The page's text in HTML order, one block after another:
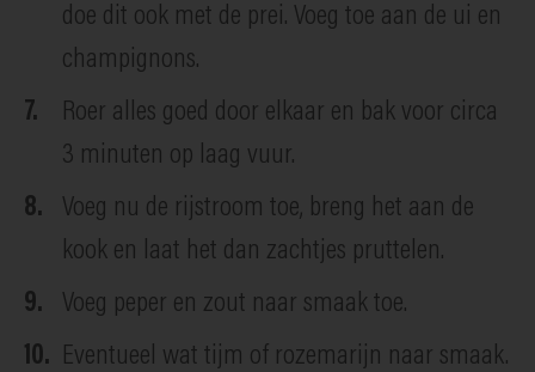
doe dit ook met de prei. Voeg toe aan de ui en
champignons.
Roer alles goed door elkaar en bak voor circa
3 minuten op laag vuur.
Voeg nu de rijstroom toe, breng het aan de
kook en laat het dan zachtjes pruttelen.
Voeg peper en zout naar smaak toe.
Eventueel wat tijm of rozemarijn naar smaak.